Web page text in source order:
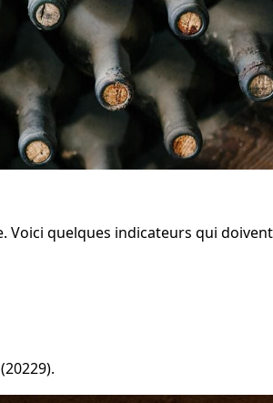
quelques indicateurs qui